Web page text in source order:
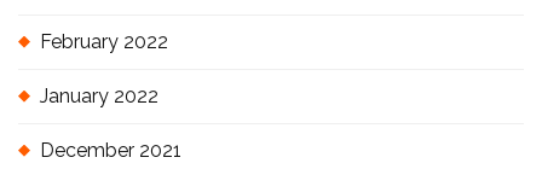
February 2022
January 2022
December 2021